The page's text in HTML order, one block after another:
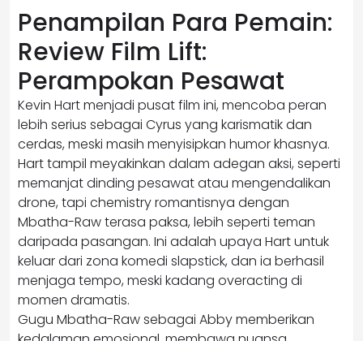
Penampilan Para Pemain:
Review Film Lift:
Perampokan Pesawat
Kevin Hart menjadi pusat film ini, mencoba peran
lebih serius sebagai Cyrus yang karismatik dan
cerdas, meski masih menyisipkan humor khasnya.
Hart tampil meyakinkan dalam adegan aksi, seperti
memanjat dinding pesawat atau mengendalikan
drone, tapi chemistry romantisnya dengan
Mbatha-Raw terasa paksa, lebih seperti teman
daripada pasangan. Ini adalah upaya Hart untuk
keluar dari zona komedi slapstick, dan ia berhasil
menjaga tempo, meski kadang overacting di
momen dramatis.
Gugu Mbatha-Raw sebagai Abby memberikan